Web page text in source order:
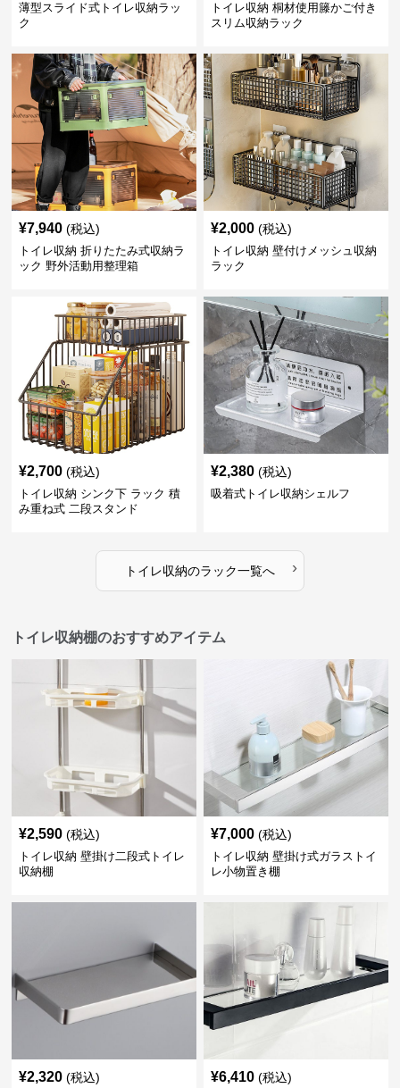
薄型スライド式トイレ収納ラッ
ク
トイレ収納 桐材使用籐かご付き
スリム収納ラック
¥7,940 (税込)
トイレ収納 折りたたみ式収納ラ
ック 野外活動用整理箱
¥2,000 (税込)
トイレ収納 壁付けメッシュ収納
ラック
¥2,700 (税込)
トイレ収納 シンク下 ラック 積
み重ね式 二段スタンド
¥2,380 (税込)
吸着式トイレ収納シェルフ
トイレ収納のラック一覧へ ›
トイレ収納棚のおすすめアイテム
¥2,590 (税込)
トイレ収納 壁掛け二段式トイレ
収納棚
¥7,000 (税込)
トイレ収納 壁掛け式ガラストイ
レ小物置き棚
¥2,320 (税込) ¥6,410 (税込)